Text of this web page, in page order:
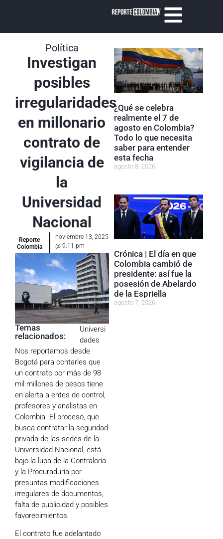
Política
Investigan
posibles
irregularidades
en millonario
contrato de
vigilancia de
la
Universidad
Nacional
Reporte
Colombia
noviembre 13, 2025
@ 9:11 pm
Temas
relacionados:
Universi
dades
Nos reportamos desde
Bogotá para contarles que
un contrato por más de 98
mil millones de pesos tiene
en alerta a entes de control,
profesores y analistas en
Colombia. El proceso, que
busca contratar la seguridad
privada de las sedes de la
Universidad Nacional, está
bajo la lupa de la Contraloría
y la Procuraduría por
presuntas modificaciones
irregulares de documentos,
falta de publicidad y posibles
favorecimientos.
El contrato fue adelantado
¿Qué se celebra
realmente el 7 de
agosto en Colombia?
Todo lo que necesita
saber para entender
esta fecha
agosto 8, 2026
Crónica | El día en que
Colombia cambió de
presidente: así fue la
posesión de Abelardo
de la Espriella
agosto 7, 2026